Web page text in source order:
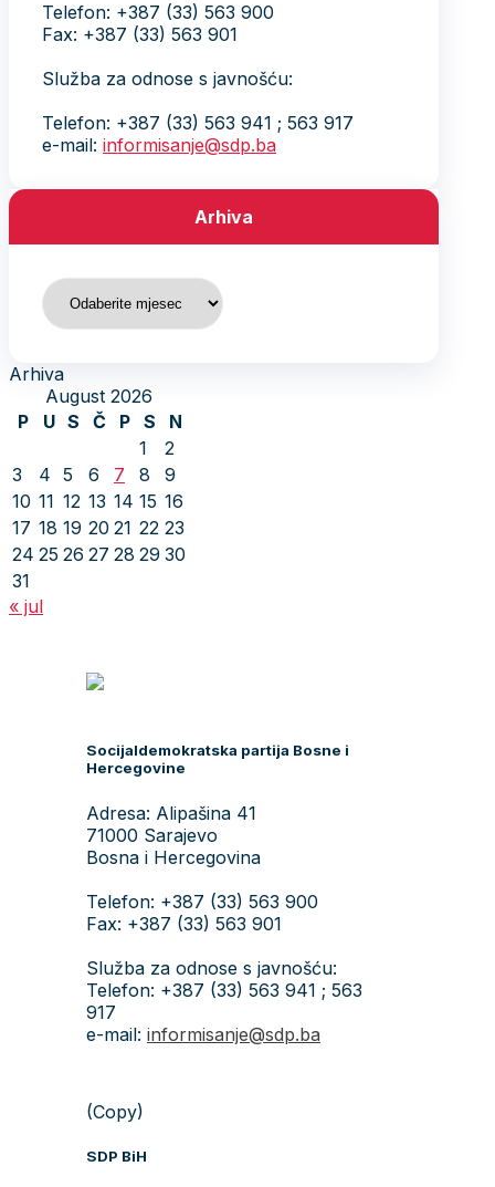
Telefon: +387 (33) 563 900
Fax: +387 (33) 563 901
Služba za odnose s javnošću:
Telefon: +387 (33) 563 941 ; 563 917
e-mail: informisanje@sdp.ba
Arhiva
Arhiva
Arhiva
August 2026
P
U S Č P S
N
1
2
3
4 5 6 7 8
9
10 11 12 13 14 15 16
17 18 19 20 21 22 23
24 25 26 27 28 29 30
31
« jul
Socijaldemokratska partija Bosne i
Hercegovine
Adresa: Alipašina 41
71000 Sarajevo
Bosna i Hercegovina
Telefon: +387 (33) 563 900
Fax: +387 (33) 563 901
Služba za odnose s javnošću:
Telefon: +387 (33) 563 941 ; 563
917
e-mail: informisanje@sdp.ba
(Copy)
SDP BiH